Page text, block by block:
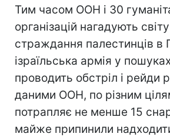
Тим часом ООН і 30
організацій нагадують
страждання палестинців в
ізраїльська армія у
проводить обстріл і рейди
даними ООН, по різним
потрапляє не менше 15
майже припинили